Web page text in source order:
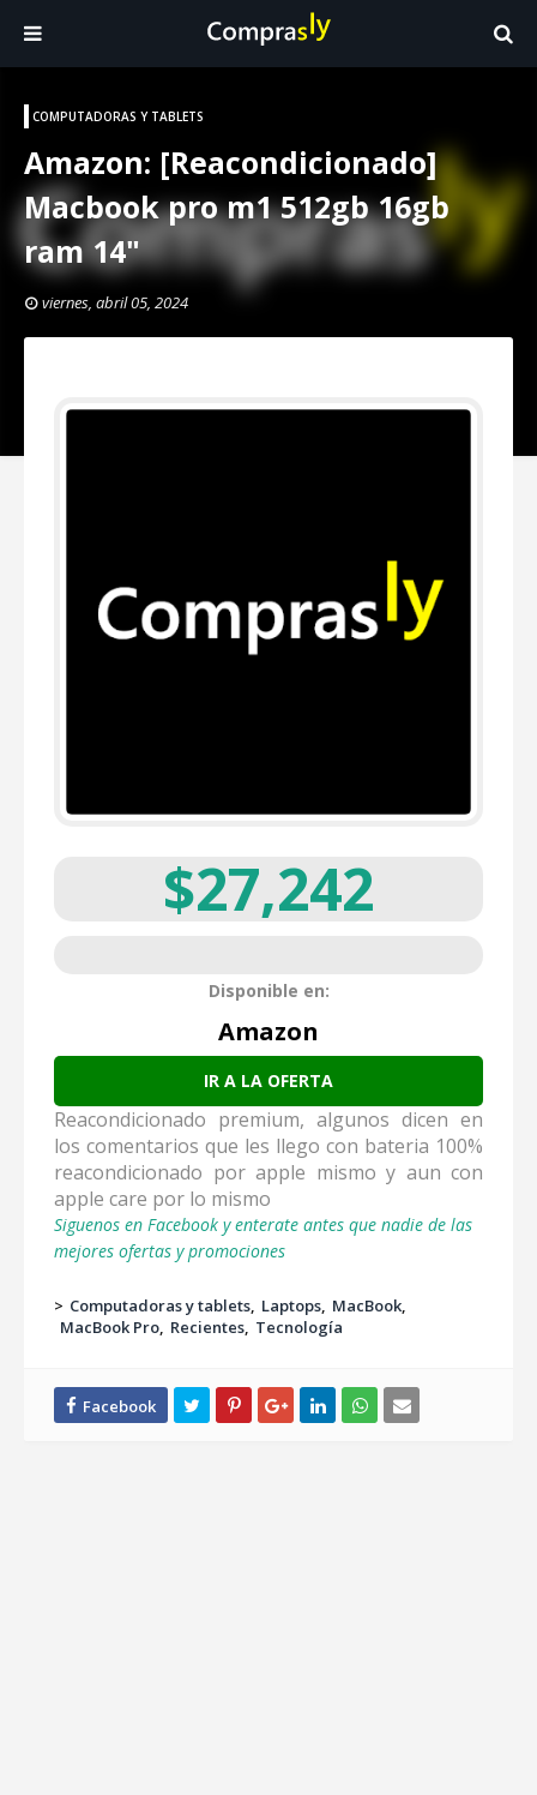
COMPUTADORAS Y TABLETS
Amazon: [Reacondicionado]
Macbook pro m1 512gb 16gb
ram 14"
viernes, abril 05, 2024
$27,242
Disponible en:
Amazon
IR A LA OFERTA
Reacondicionado premium, algunos dicen en
los comentarios que les llego con bateria 100%
reacondicionado por apple mismo y aun con
apple care por lo mismo
Siguenos en Facebook y enterate antes que nadie de las
mejores ofertas y promociones
> Computadoras y tablets Laptops MacBook
MacBook Pro Recientes Tecnología